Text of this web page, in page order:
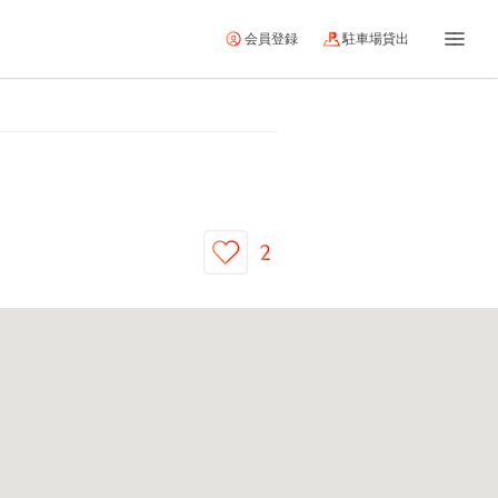
会員登録 駐車場貸出
2